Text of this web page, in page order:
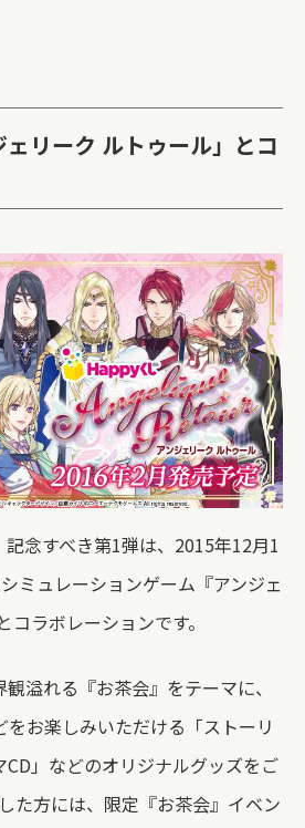
リーク ルトゥール」とコ
記念すべき第1弾は、2015年12月1
ミュレーションゲーム『アンジェ
コラボレーションです。
溢れる『お茶会』をテーマに、
お楽しみいただける「ストーリ
」などのオリジナルグッズをご
た方には、限定『お茶会』イベン